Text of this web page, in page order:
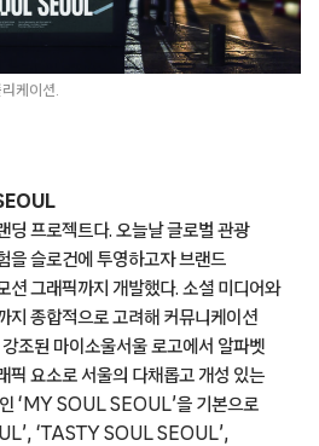
케이션.
딩 프로젝트다. 오늘날 글로벌 관광
을 슬로건에 투영하고자 브랜드
션 그래픽까지 개발했다. 소셜 미디어와
지 종합적으로 고려해 커뮤니케이션
조된 마이소울서울 로고에서 알파벳
픽 요소로 서울의 다채롭고 개성 있는
‘MY SOUL SEOUL’을 기본으로
‘TASTY SOUL SEOUL’,